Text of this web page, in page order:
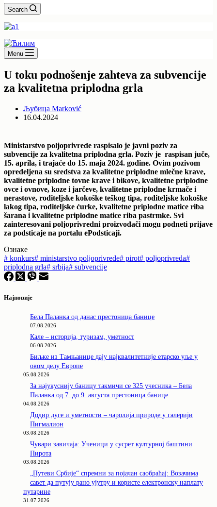
Search
Menu
U toku podnošenje zahteva za subvencije
za kvalitetna priplodna grla
Љубица Marković
16.04.2024
Ministarstvo poljoprivrede raspisalo je javni poziv za
subvencije za kvalitetna priplodna grla. Poziv je raspisan juče,
15. aprila, i trajaće do 15. maja 2024. godine. Ovim pozivom
opredeljena su sredstva za kvalitetne priplodne mlečne krave,
kvalitetne priplodne tovne krave i bikove, kvalitetne priplodne
ovce i ovnove, koze i jarčeve, kvalitetne priplodne krmače i
nerastove, roditeljske kokoške teškog tipa, roditeljske kokoške
lakog tipa, roditeljske ćurke, kvalitetne priplodne matice riba
šarana i kvalitetne priplodne matice riba pastrmke. Svi
zainteresovani poljoprivredni proizvođači mogu podneti prijave
za podsticaje na portalu ePodsticaji.
Ознаке
# konkurs# ministarstvo poljoprivrede# pirot# poljoprivreda#
priplodna grla# srbija# subvencije
Најновије
Бела Паланка од данас престоница банице
07.08.2026
Кале – историја, туризам, уметност
06.08.2026
Биљке из Тамњанице дају најквалитетније етарско уље у
овом делу Европе
05.08.2026
За најукуснију баницу такмичи се 325 учесника – Бела
Паланка од 7. до 9. августа престоница банице
04.08.2026
Додир дуге и уметности – чаролија природе у галерији
Пигмалион
03.08.2026
Чувари завичаја: Ученици у сусрет културној баштини
Пирота
03.08.2026
„Путеви Србије“ спремни за појачан саобраћај: Возачима
савет да путују рано ујутру и користе електронску наплату
путарине
31.07.2026